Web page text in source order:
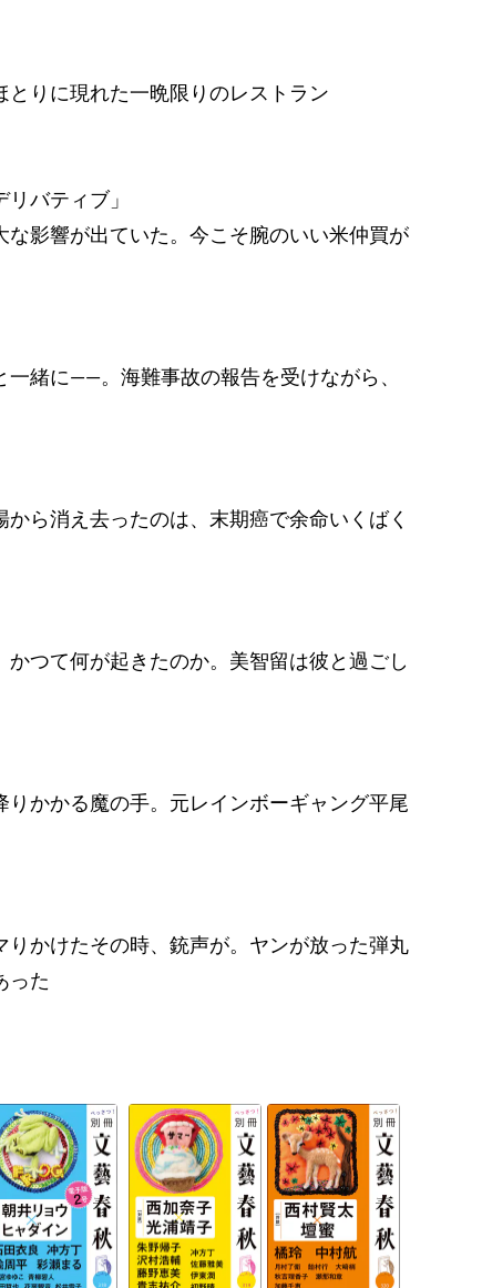
とりに現れた一晩限りのレストラン
バティブ」
影響が出ていた。今こそ腕のいい米仲買が
緒に――。海難事故の報告を受けながら、
ら消え去ったのは、末期癌で余命いくばく
つて何が起きたのか。美智留は彼と過ごし
かかる魔の手。元レインボーギャング平尾
りかけたその時、銃声が。ヤンが放った弾丸
った